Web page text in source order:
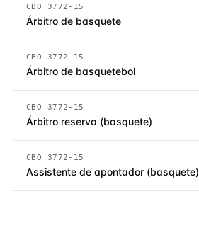
CBO 3772-15
Árbitro de basquete
CBO 3772-15
Árbitro de basquetebol
CBO 3772-15
Árbitro reserva (basquete)
CBO 3772-15
Assistente de apontador (basquete)